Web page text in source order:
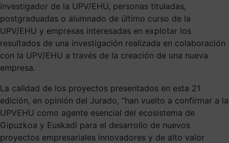
investigador de la UPV/EHU, personas tituladas,
postgraduadas o alumnado de último curso de la
UPV/EHU y empresas interesadas en explotar los
resultados de una investigación realizada en colaboración
con la UPV/EHU a través de la creación de una nueva
empresa.
La calidad de los proyectos presentados en esta 21
edición, en opinión del Jurado, “han vuelto a confirmar a la
UPVEHU como agente esencial del ecosistema de
Gipuzkoa y Euskadi para el desarrollo de nuevos
proyectos empresariales innovadores y de alto valor